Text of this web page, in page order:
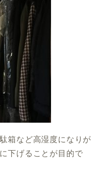
箱など高湿度になりが
下げることが目的で